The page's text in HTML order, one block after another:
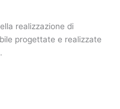
realizzazione di
progettate e realizzate